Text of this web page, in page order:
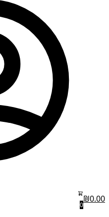
₪0.00
0